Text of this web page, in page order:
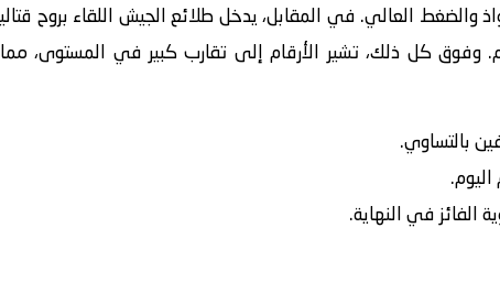
والضغط العالي. في المقابل، يدخلطلائع الجيش اللقاء بروح
وفوق كل ذلك، تشير الأرقام إلى تقارب كبير في المستوى، مما
بالتساوي.
الفائز في النهاية.